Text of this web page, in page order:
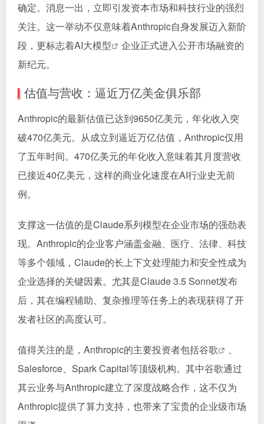
确定。消息一出，立即引发资本市场和科技行业的强烈
关注。这一举动不仅意味着Anthropic自身发展迈入新阶
段，更标志着AI大模型
企业正式进入公开市场融资的
新纪元。
估值与营收：逼近万亿美金俱乐部
Anthropic的最新估值已达到9650亿美元，年化收入突
破470亿美元。从成立到逼近万亿估值，Anthropic仅用
了五年时间。470亿美元的年化收入意味着其月度营收
已接近40亿美元，这样的商业化速度在AI行业史无前
例。
支撑这一估值的是Claude系列模型在企业市场的强劲表
现。Anthropic的企业客户涵盖金融、医疗、法律、科技
等多个领域，Claude的长上下文处理能力和安全性成为
企业选择的关键因素。尤其是Claude 3.5 Sonnet发布
后，其在编程辅助、复杂推理等任务上的表现获得了开
发者社区的高度认可。
值得关注的是，Anthropic的主要投资者包括谷歌
、
Salesforce、Spark Capital等顶级机构。其中谷歌通过
其云业务与Anthropic建立了深度战略合作，这不仅为
Anthropic提供了算力支持，也带来了宝贵的企业级市场